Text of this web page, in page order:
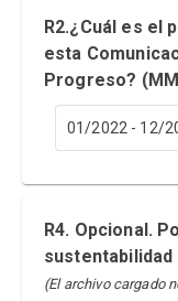
R2.¿Cuál es el
esta
Progreso?
01/2022 - 12/
R4. Opcional.
sustentabilidad
(El archivo cargado